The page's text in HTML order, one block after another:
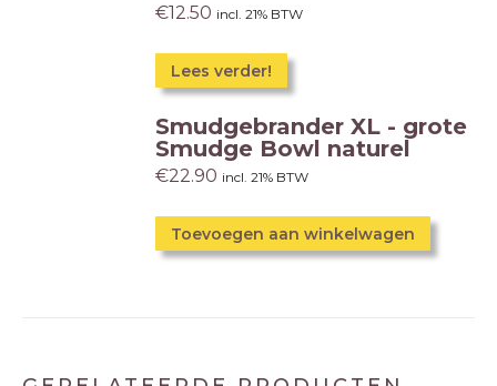
€12.50 incl. 21% BTW
Lees verder!
Smudgebrander XL - grote
Smudge Bowl naturel
€22.90 incl. 21% BTW
Toevoegen aan winkelwagen